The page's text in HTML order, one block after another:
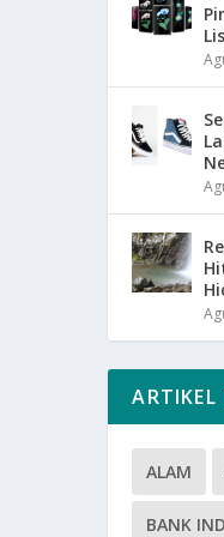
ARTIKEL
ALAM
BANK